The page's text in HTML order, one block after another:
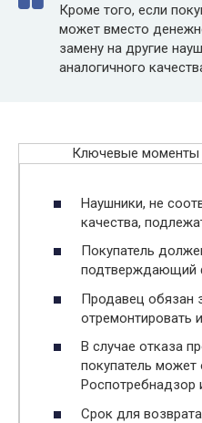
Кроме того, если
может вместо
замену на другие
аналогичного
Ключевые моменты
Наушники, не
качества,
Покупатель
подтверждающий
Продавец обязан
отремонтировать
В случае отказа
покупатель может
Роспотребнадзор
Срок для